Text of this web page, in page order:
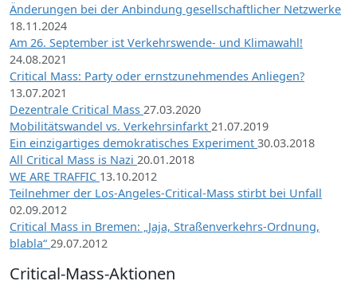
Änderungen bei der Anbindung gesellschaftlicher Netzwerke
18.11.2024
Am 26. September ist Verkehrswende- und Klimawahl!
24.08.2021
Critical Mass: Party oder ernstzunehmendes Anliegen?
13.07.2021
Dezentrale Critical Mass 27.03.2020
Mobilitätswandel vs. Verkehrsinfarkt 21.07.2019
Ein einzigartiges demokratisches Experiment 30.03.2018
All Critical Mass is Nazi 20.01.2018
WE ARE TRAFFIC 13.10.2012
Teilnehmer der Los-Angeles-Critical-Mass stirbt bei Unfall
02.09.2012
Critical Mass in Bremen: „Jaja, Straßenverkehrs-Ordnung,
blabla“ 29.07.2012
Critical-Mass-Aktionen